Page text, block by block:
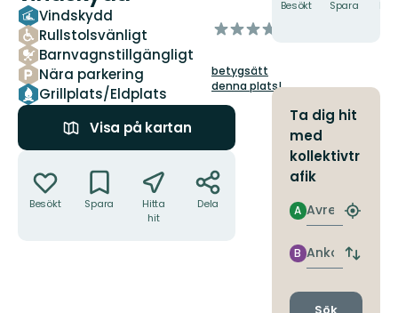
Vindskydd
Rullstolsvänligt
Barnvagnstillgängligt
Nära parkering
Grillplats/Eldplats
av
stjärnor
betygsätt
denna plats!
Visa på kartan
Besökt Spara
Hitta
hit
Dela
Besökt Spara
Ta dig hit
med
kollektivtr
afik
Avresa
A
Hitta
Ankomst
B
Byt
och